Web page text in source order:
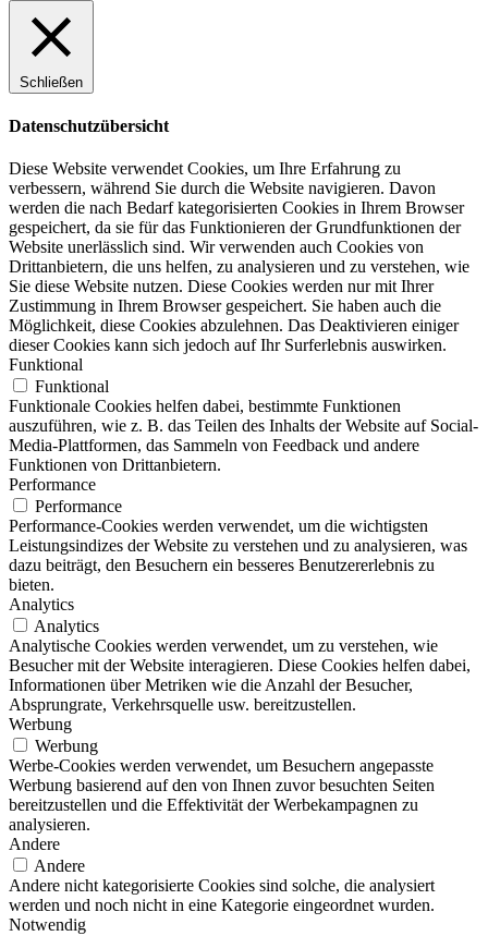
Schließen
Datenschutzübersicht
Diese Website verwendet Cookies, um Ihre Erfahrung zu
verbessern, während Sie durch die Website navigieren. Davon
werden die nach Bedarf kategorisierten Cookies in Ihrem Browser
gespeichert, da sie für das Funktionieren der Grundfunktionen der
Website unerlässlich sind. Wir verwenden auch Cookies von
Drittanbietern, die uns helfen, zu analysieren und zu verstehen, wie
Sie diese Website nutzen. Diese Cookies werden nur mit Ihrer
Zustimmung in Ihrem Browser gespeichert. Sie haben auch die
Möglichkeit, diese Cookies abzulehnen. Das Deaktivieren einiger
dieser Cookies kann sich jedoch auf Ihr Surferlebnis auswirken.
Funktional
Funktional
Funktionale Cookies helfen dabei, bestimmte Funktionen
auszuführen, wie z. B. das Teilen des Inhalts der Website auf Social-
Media-Plattformen, das Sammeln von Feedback und andere
Funktionen von Drittanbietern.
Performance
Performance
Performance-Cookies werden verwendet, um die wichtigsten
Leistungsindizes der Website zu verstehen und zu analysieren, was
dazu beiträgt, den Besuchern ein besseres Benutzererlebnis zu
bieten.
Analytics
Analytics
Analytische Cookies werden verwendet, um zu verstehen, wie
Besucher mit der Website interagieren. Diese Cookies helfen dabei,
Informationen über Metriken wie die Anzahl der Besucher,
Absprungrate, Verkehrsquelle usw. bereitzustellen.
Werbung
Werbung
Werbe-Cookies werden verwendet, um Besuchern angepasste
Werbung basierend auf den von Ihnen zuvor besuchten Seiten
bereitzustellen und die Effektivität der Werbekampagnen zu
analysieren.
Andere
Andere
Andere nicht kategorisierte Cookies sind solche, die analysiert
werden und noch nicht in eine Kategorie eingeordnet wurden.
Notwendig